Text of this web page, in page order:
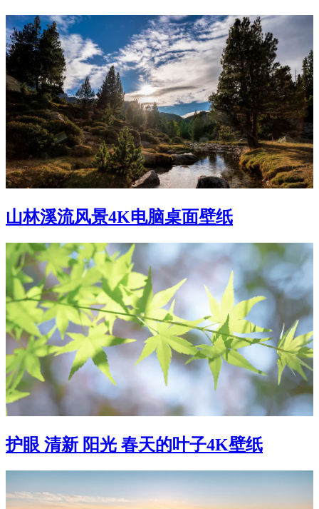
山林溪流风景4K电脑桌面壁纸
护眼 清新 阳光 春天的叶子4K壁纸